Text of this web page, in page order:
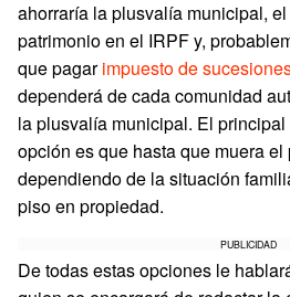
ahorraría la plusvalía municipal,
patrimonio en el IRPF y,
que pagarimpuesto de
dependerá de cada comunidad
la plusvalía municipal. El
opción es que hasta que muera el
dependiendo de la situación
piso en propiedad.
PUBLICIDAD
De todas estas opciones le